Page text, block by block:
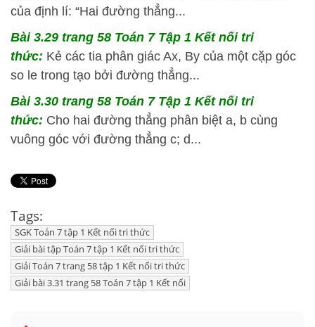
của định lí: “Hai đường thẳng...
Bài 3.29 trang 58 Toán 7 Tập 1 Kết nối tri
thức: Kẻ các tia phân giác Ax, By của một cặp góc
so le trong tạo bởi đường thẳng...
Bài 3.30 trang 58 Toán 7 Tập 1 Kết nối tri
thức: Cho hai đường thẳng phân biệt a, b cùng
vuông góc với đường thẳng c; d...
Tags:
SGK Toán 7 tập 1 Kết nối tri thức
Giải bài tập Toán 7 tập 1 Kết nối tri thức
Giải Toán 7 trang 58 tập 1 Kết nối tri thức
Giải bài 3.31 trang 58 Toán 7 tập 1 Kết nối